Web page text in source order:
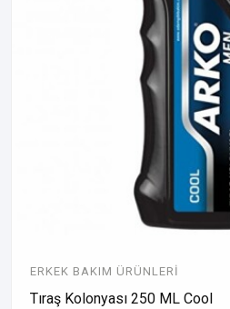
ERKEK BAKIM ÜRÜNLERI
Tıraş Kolonyası 250 ML Cool